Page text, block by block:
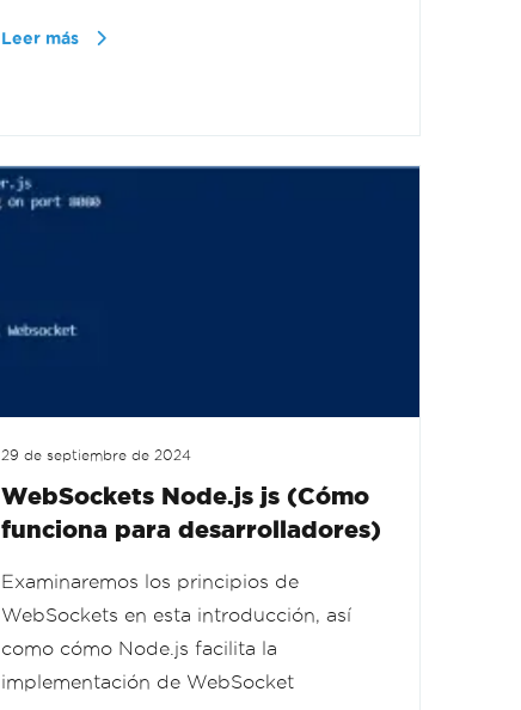
Leer más
29 de septiembre de 2024
WebSockets Node.js js (Cómo
funciona para desarrolladores)
Examinaremos los principios de
WebSockets en esta introducción, así
como cómo Node.js facilita la
implementación de WebSocket